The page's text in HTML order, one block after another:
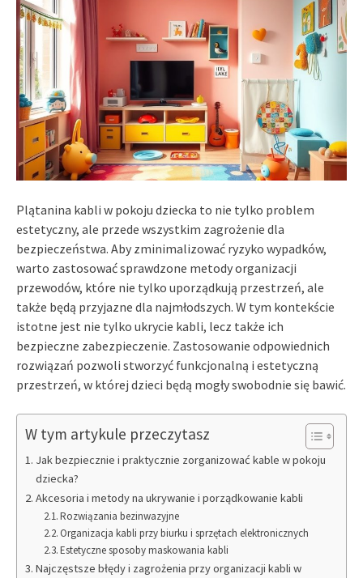
Plątanina kabli w pokoju dziecka to nie tylko problem
estetyczny, ale przede wszystkim zagrożenie dla
bezpieczeństwa. Aby zminimalizować ryzyko wypadków,
warto zastosować sprawdzone metody organizacji
przewodów, które nie tylko uporządkują przestrzeń, ale
także będą przyjazne dla najmłodszych. W tym kontekście
istotne jest nie tylko ukrycie kabli, lecz także ich
bezpieczne zabezpieczenie. Zastosowanie odpowiednich
rozwiązań pozwoli stworzyć funkcjonalną i estetyczną
przestrzeń, w której dzieci będą mogły swobodnie się bawić.
W tym artykule przeczytasz
Jak bezpiecznie i praktycznie zorganizować kable w pokoju
dziecka?
Akcesoria i metody na ukrywanie i porządkowanie kabli
Rozwiązania bezinwazyjne
Organizacja kabli przy biurku i sprzętach elektronicznych
Estetyczne sposoby maskowania kabli
Najczęstsze błędy i zagrożenia przy organizacji kabli w